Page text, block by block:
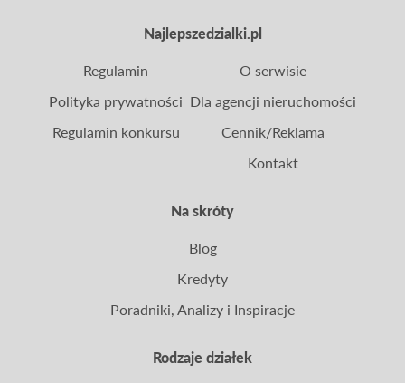
Najlepszedzialki.pl
Na skróty
Rodzaje działek
Regulamin
Polityka prywatności
Regulamin konkursu
O serwisie
Dla agencji nieruchomości
Cennik/Reklama
Kontakt
Blog
Kredyty
Poradniki, Analizy i Inspiracje